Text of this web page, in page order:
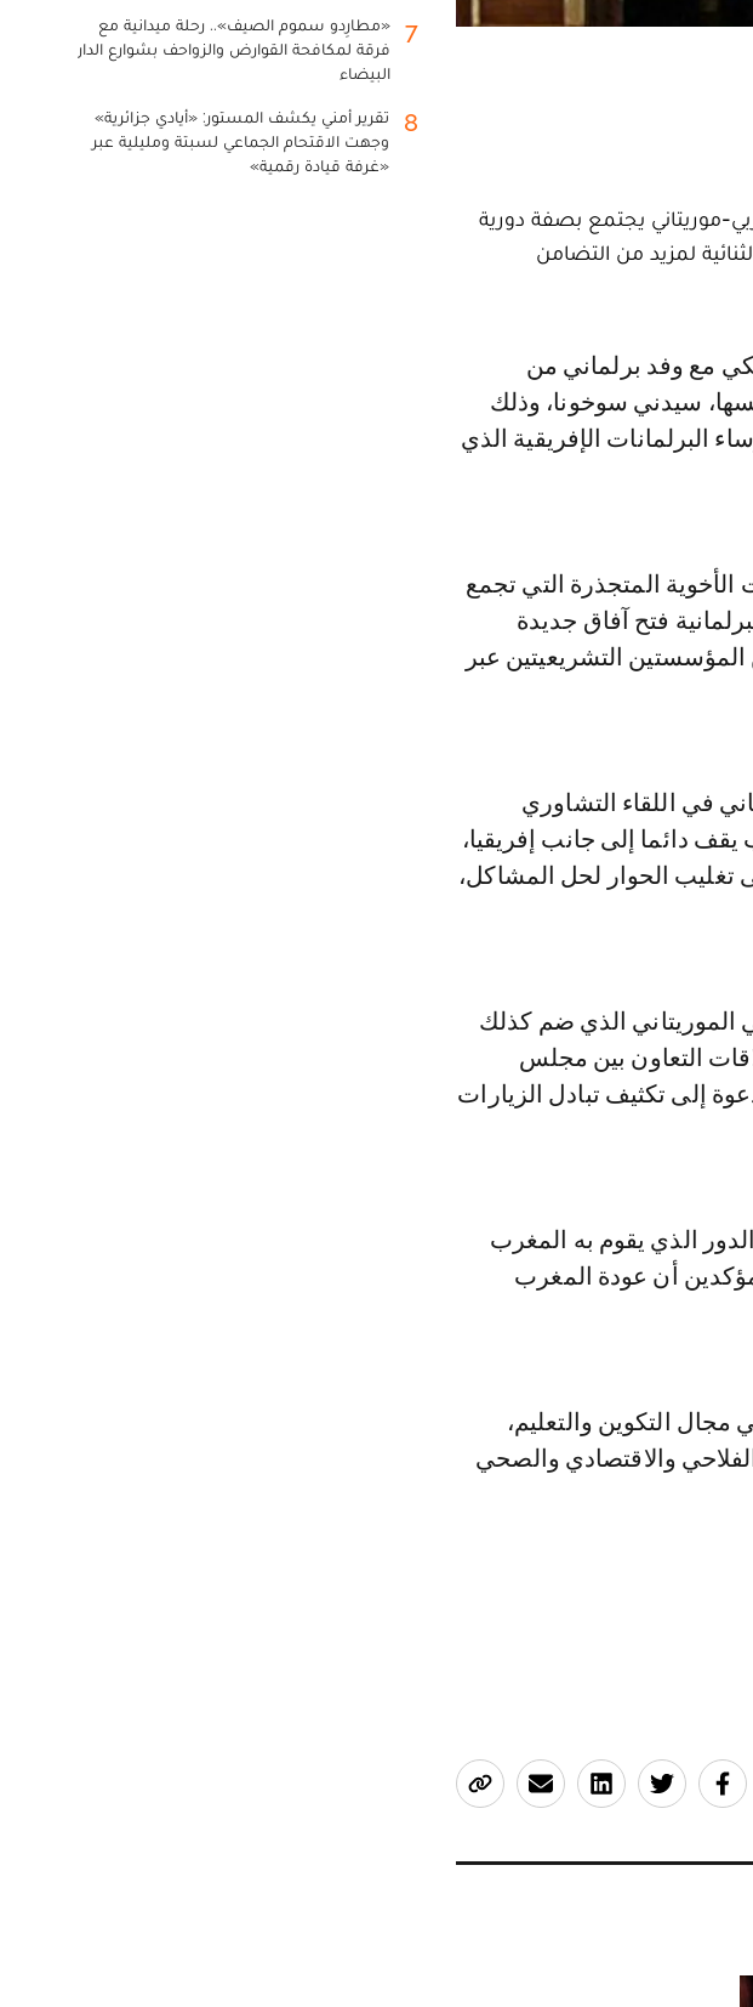
موريتاني يجتمع بصفة دورية
لمزيد من التضامن
سيدني سوخونا، وذلك
البرلمانات الإفريقية الذي
المتجذرة التي تجمع
فتح آفاق جديدة
المؤسستين التشريعيتين عبر
في اللقاء التشاوري
دائما إلى جانب إفريقيا،
الحوار لحل المشاكل،
الموريتاني الذي ضم كذلك
التعاون بين مجلس
إلى تكثيف تبادل الزيارات
الذي يقوم به المغرب
مؤكدين أن عودة المغرب
مجال التكوين والتعليم،
والاقتصادي والصحي
7
«مطارِدو سموم الصيف».. رحلة ميدانية مع
فرقة لمكافحة القوارض والزواحف بشوارع الدار
البيضاء
8
تقرير أمني يكشف المستور: «أيادي جزائرية»
وجهت الاقتحام الجماعي لسبتة ومليلية عبر
«غرفة قيادة رقمية»